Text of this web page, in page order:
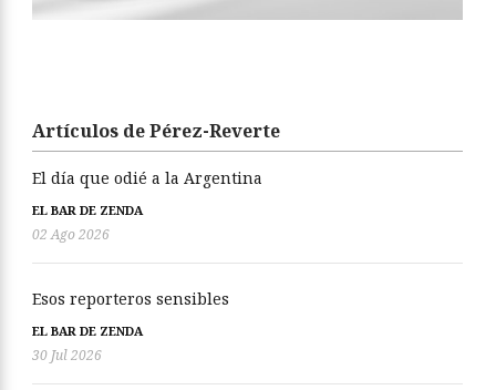
Artículos de Pérez-Reverte
El día que odié a la Argentina
EL BAR DE ZENDA
02 Ago 2026
Esos reporteros sensibles
EL BAR DE ZENDA
30 Jul 2026